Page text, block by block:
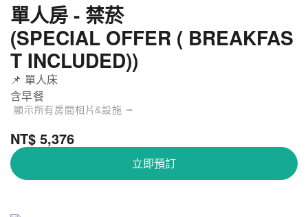
單人房 - 禁菸
(SPECIAL OFFER ( BREAKFAS
T INCLUDED))
📌 單人床
含早餐
顯示所有房間相片&設施 ⭢
NT$ 5,376
立即預訂